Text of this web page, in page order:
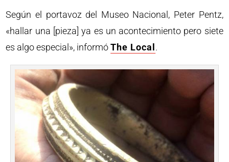
Según el portavoz del Museo Nacional, Peter Pentz,
«hallar una [pieza] ya es un acontecimiento pero siete
es algo especial», informóThe Local .